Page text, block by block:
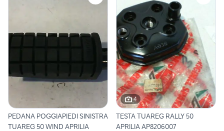
PEDANA POGGIAPIEDI SINISTRA
TUAREG 50 WIND APRILIA
4
TESTA TUAREG RALLY 50
APRILIA AP8206007